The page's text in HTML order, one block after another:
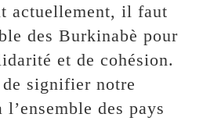
actuellement, il faut
des Burkinabè pour
et de cohésion.
de signifier notre
l’ensemble des pays